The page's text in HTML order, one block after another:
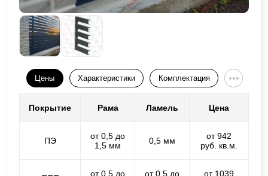
Цены Характеристики Комплектация
Покрытие Рама Ламель Цена
ПЭ
от 0,5 до
1,5 мм
0,5 мм
от 942
руб. кв.м.
от 0,5 до
от 0,5 до
от 1039